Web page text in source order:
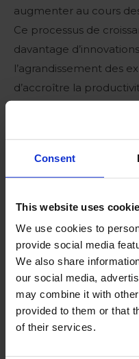
Consent
This website uses
We use cookies to
provide social media
We also share
our social media,
may combine it with
provided to them or that
of their services.
augmenter au cours
Ce processus de
davantage
l’agrandissement des
d’accroître la
votre exploitation,